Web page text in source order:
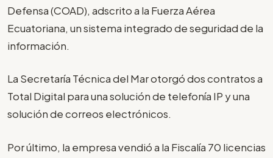
Defensa (COAD), adscrito a la Fuerza Aérea
Ecuatoriana, un sistema integrado de seguridad de la
información.
La Secretaría Técnica del Mar otorgó dos contratos a
Total Digital para una solución de telefonía IP y una
solución de correos electrónicos.
Por último, la empresa vendió a la Fiscalía 70 licencias